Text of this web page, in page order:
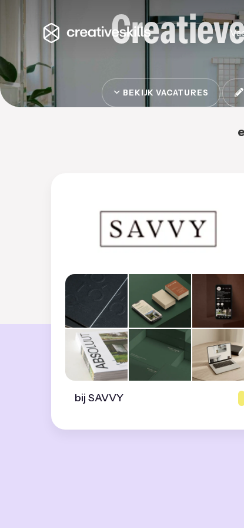
BEKIJK VACATURES
bij SAVVY